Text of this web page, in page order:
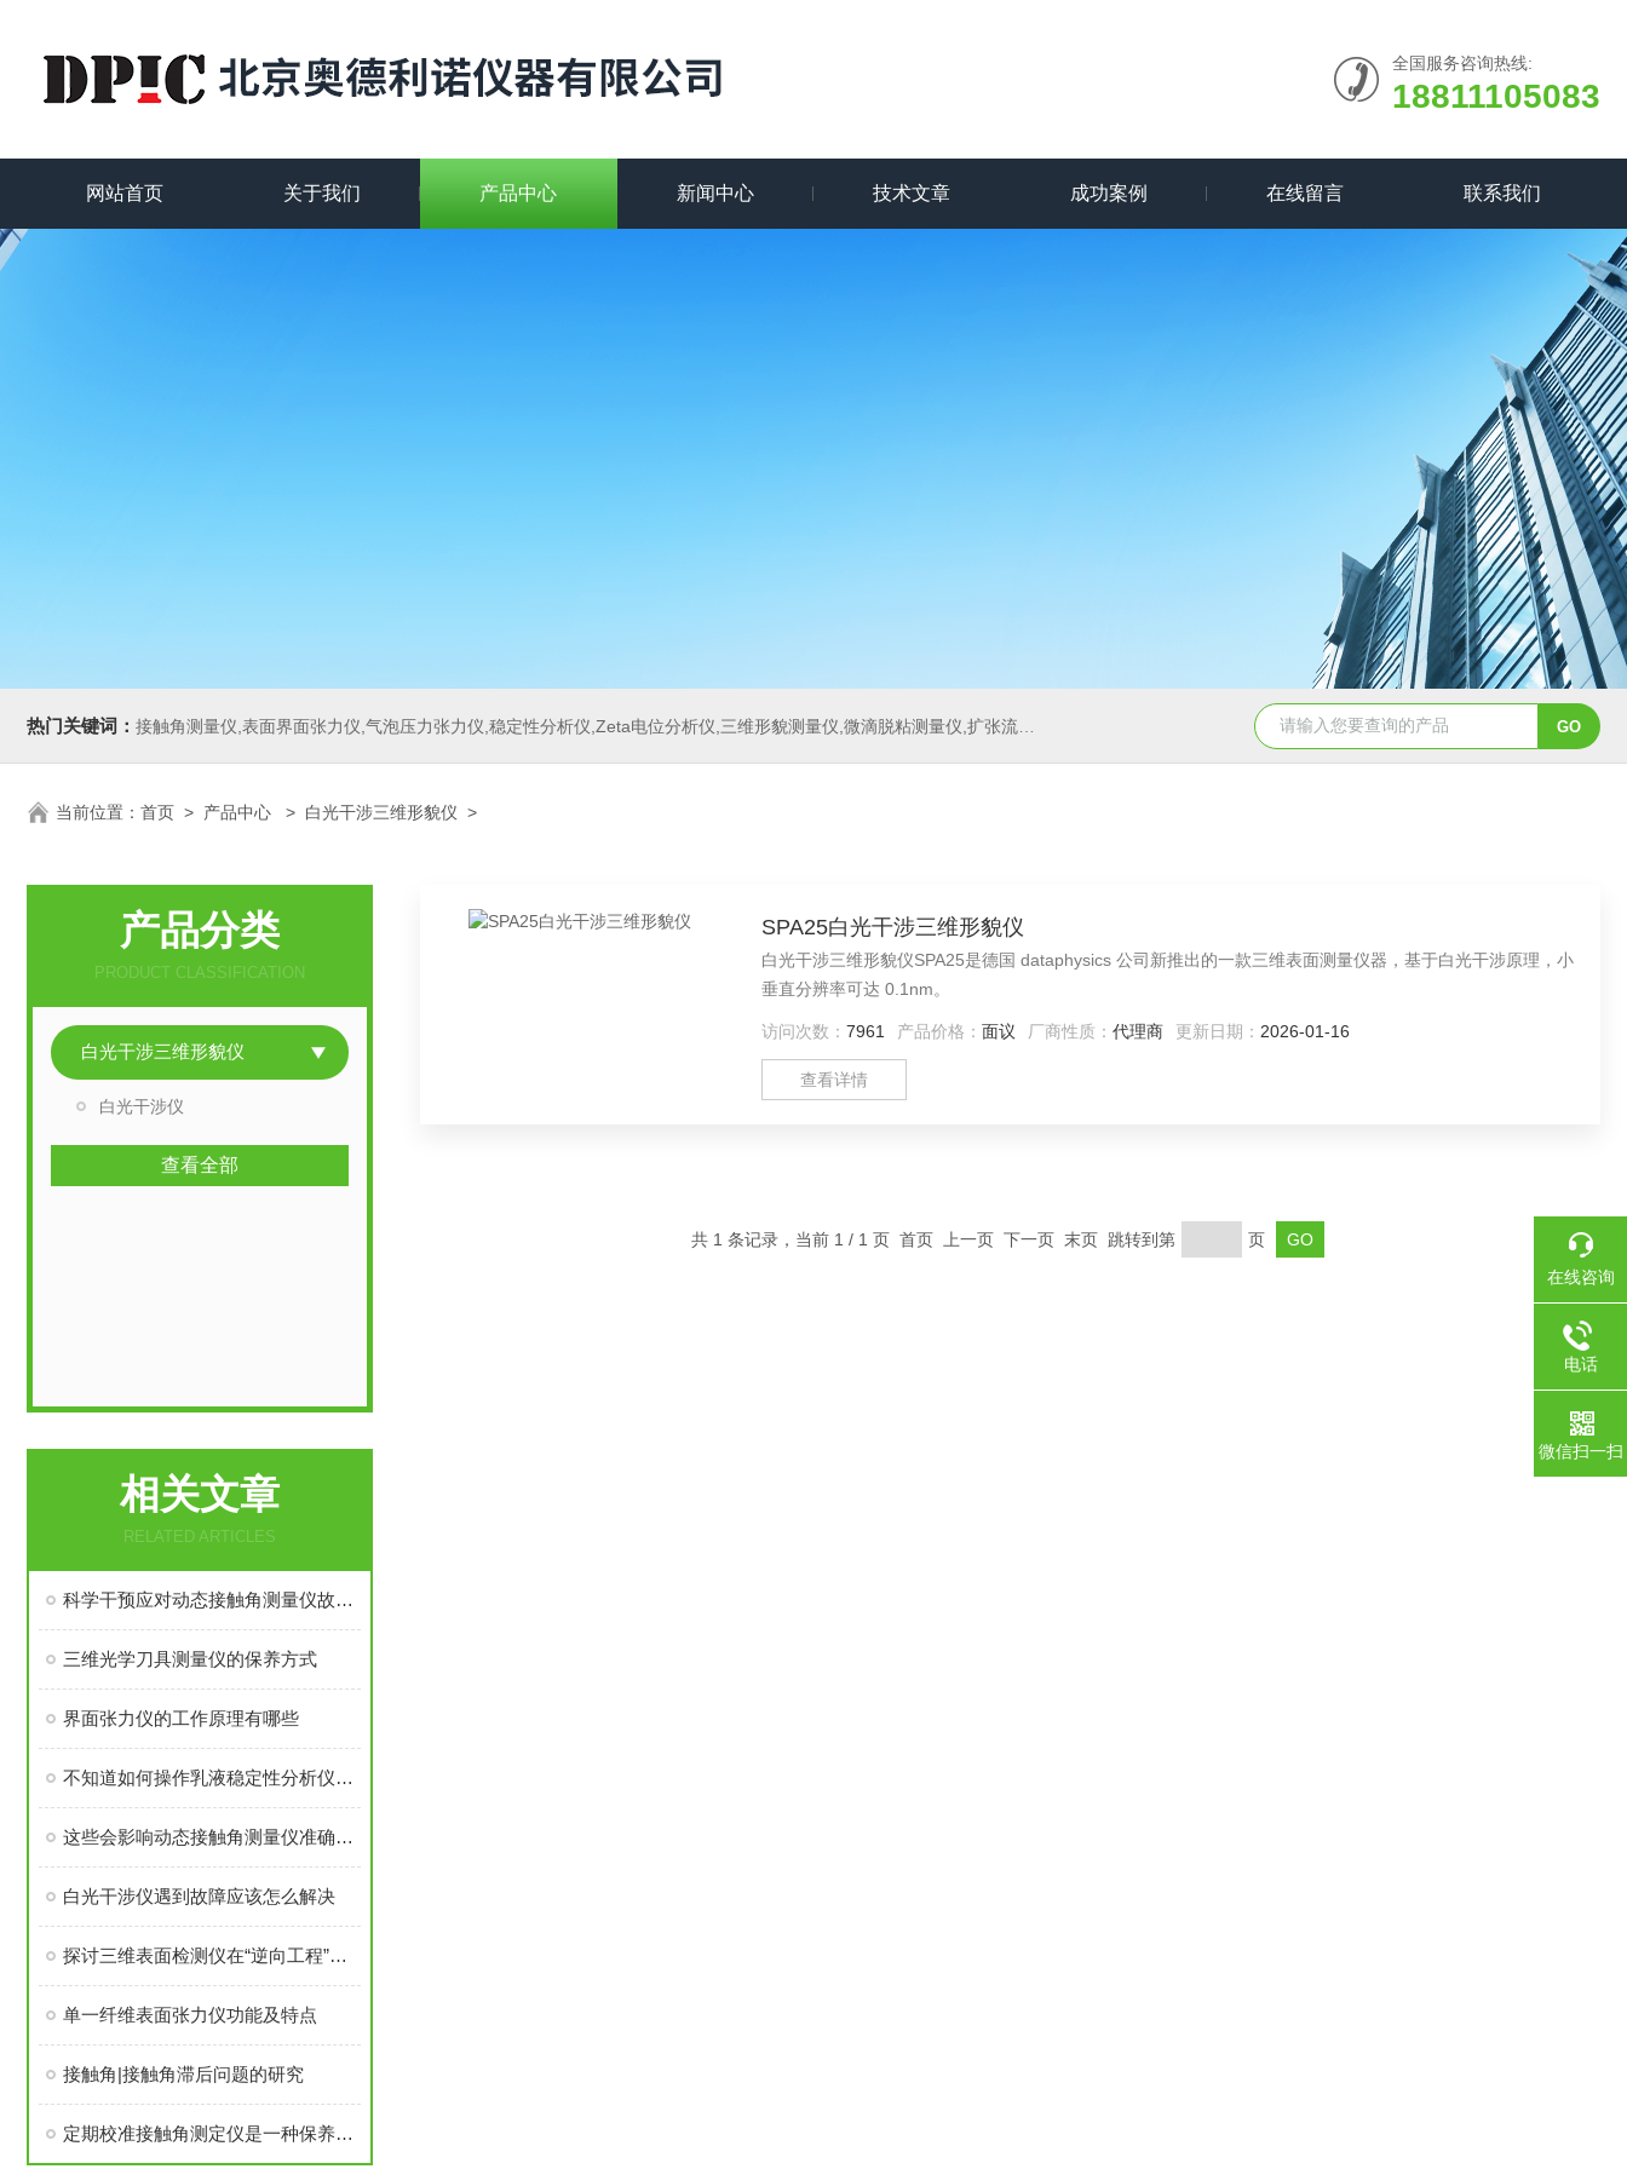
全国服务咨询热线:
18811105083
网站首页 关于我们 产品中心 新闻中心 技术文章 成功案例 在线留言 联系我们
热门关键词： 接触角测量仪,表面界面张力仪,气泡压力张力仪,稳定性分析仪,Zeta电位分析仪,三维形貌测量仪,微滴脱粘测量仪,扩张流变测量仪,刀具测量仪,多重光散射仪
当前位置： 首页 > 产品中心 > 白光干涉三维形貌仪 >
产品分类
PRODUCT CLASSIFICATION
白光干涉三维形貌仪
白光干涉仪
查看全部
相关文章
RELATED ARTICLES
科学干预应对动态接触角测量仪故障，筑牢长期稳定运行根基
三维光学刀具测量仪的保养方式
界面张力仪的工作原理有哪些
不知道如何操作乳液稳定性分析仪？其实很简单
这些会影响动态接触角测量仪准确性的因素要注意避免
白光干涉仪遇到故障应该怎么解决
探讨三维表面检测仪在“逆向工程”上的研究
单一纤维表面张力仪功能及特点
接触角|接触角滞后问题的研究
定期校准接触角测定仪是一种保养方式
SPA25白光干涉三维形貌仪
白光干涉三维形貌仪SPA25是德国 dataphysics 公司新推出的一款三维表面测量仪器，基于白光干涉原理，小
垂直分辨率可达 0.1nm。
访问次数： 7961 产品价格： 面议 厂商性质： 代理商 更新日期： 2026-01-16
查看详情
共 1 条记录，当前 1 / 1 页 首页 上一页 下一页 末页 跳转到第
页
在线咨询
电话
微信扫一扫